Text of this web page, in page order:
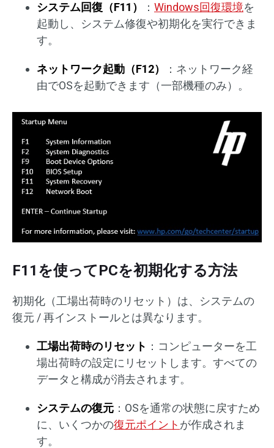
システム回復（F11） ： Windows回復環境を
起動し、システム修復や初期化を実行できま
す。
ネットワーク起動（F12）
：ネットワーク経
由でOSを起動できます（一部機種のみ）。
F11を使ってPCを初期化する方法
初期化（工場出荷時のリセット）は、システムの
復元 / 再インストールとは異なります。
工場出荷時のリセット ：コンピューターを工
場出荷時の設定にリセットします。すべての
データと構成が消去されます。
システムの復元 ：OSを通常の状態に戻すため
に、いくつかの復元ポイント が作成されま
す。